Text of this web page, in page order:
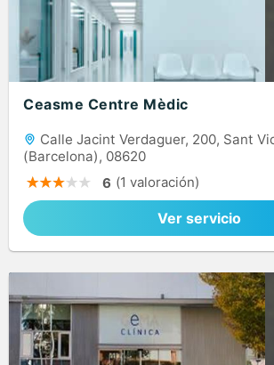
Ceasme Centre Mèdic
Calle Jacint Verdaguer, 200, Sant
(Barcelona), 08620
6 (1 valoración)
Ver servicio